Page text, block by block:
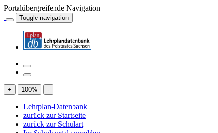
Portalübergreifende Navigation
Toggle navigation
+ 100% -
Lehrplan-Datenbank
zurück zur Startseite
zurück zur Schulart